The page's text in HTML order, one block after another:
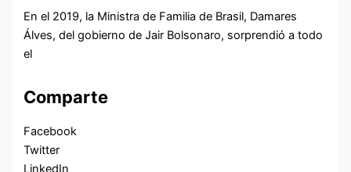
En el 2019, la Ministra de Familia de Brasil, Damares
Álves, del gobierno de Jair Bolsonaro, sorprendió a todo
el
Comparte
Facebook
Twitter